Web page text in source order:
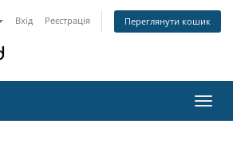
Вхід Реєстрація Переглянути кошик